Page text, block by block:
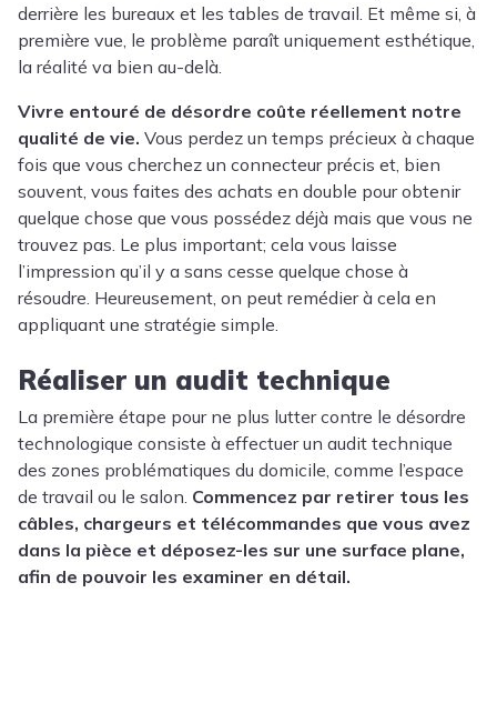
derrière les bureaux et les tables de travail. Et même si, à
première vue, le problème paraît uniquement esthétique,
la réalité va bien au-delà.
Vivre entouré de désordre coûte réellement notre
qualité de vie. Vous perdez un temps précieux à chaque
fois que vous cherchez un connecteur précis et, bien
souvent, vous faites des achats en double pour obtenir
quelque chose que vous possédez déjà mais que vous ne
trouvez pas. Le plus important; cela vous laisse
l’impression qu’il y a sans cesse quelque chose à
résoudre. Heureusement, on peut remédier à cela en
appliquant une stratégie simple.
Réaliser un audit technique
La première étape pour ne plus lutter contre le désordre
technologique consiste à effectuer un audit technique
des zones problématiques du domicile, comme l’espace
de travail ou le salon. Commencez par retirer tous les
câbles, chargeurs et télécommandes que vous avez
dans la pièce et déposez-les sur une surface plane,
afin de pouvoir les examiner en détail.